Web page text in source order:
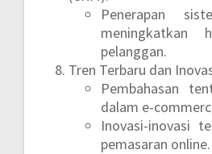
Penerapan
meningkatkan
pelanggan.
Tren Terbaru dan
Pembahasan
dalam e-
Inovasi-inovasi
pemasaran online.